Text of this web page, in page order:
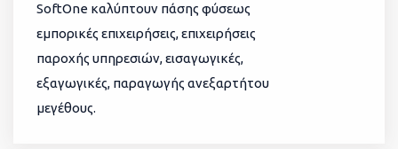
SoftOne καλύπτουν πάσης φύσεως
εμπορικές επιχειρήσεις, επιχειρήσεις
παροχής υπηρεσιών, εισαγωγικές,
εξαγωγικές, παραγωγής ανεξαρτήτου
μεγέθους.